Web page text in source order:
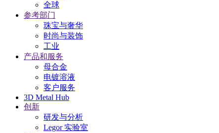
全球
参考部门
珠宝与奢华
时尚与装饰
工业
产品和服务
母合金
电镀溶液
客户服务
3D Metal Hub
创新
研发与分析
Legor 实验室